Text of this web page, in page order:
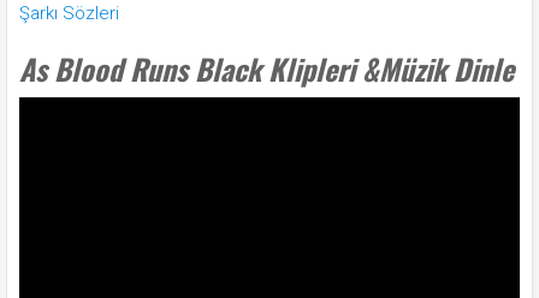
Şarkı Sözleri
As Blood Runs Black Klipleri &Müzik Dinle